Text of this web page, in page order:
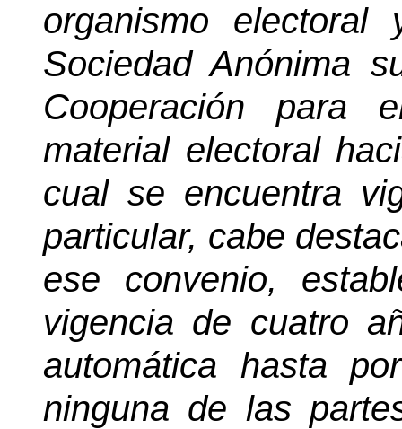
organismo
Sociedad Anónima
Cooperación para
material electoral
cual se encuentra
particular, cabe
ese convenio,
vigencia de cuatro
automática hasta
ninguna de las